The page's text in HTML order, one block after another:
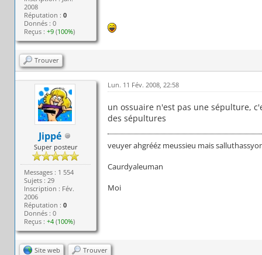
2008
Réputation :0
Donnés : 0
Reçus :+9 (100%)
Trouver
Jippé
Super posteur
Messages : 1 554
Sujets : 29
Inscription : Fév.
2006
Réputation :0
Donnés : 0
Reçus :+4 (100%)
Lun. 11 Fév. 2008, 22:58
un ossuaire n'est pas une sépulture,
des sépultures
veuyer ahgrééz meussieu mais
Caurdyaleuman
Moi
Site web Trouver